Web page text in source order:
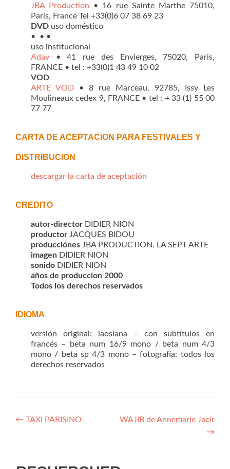
JBA Production • 16 rue Sainte Marthe 75010,
Paris, France Tel +33(0)6 07 38 69 23
DVD uso doméstico
• • •
uso institucional
Adav • 41 rue des Envierges, 75020, Paris,
FRANCE • tel : +33(0)1 43 49 10 02
VOD
ARTE VOD • 8 rue Marceau, 92785, Issy Les
Moulineaux cedex 9, FRANCE • tel : + 33 (1) 55 00
77 77
CARTA DE ACEPTACION PARA FESTIVALES Y
DISTRIBUCION
descargar la carta de aceptación
CREDITO
autor-director DIDIER NION
productor JACQUES BIDOU
producciónes JBA PRODUCTION, LA SEPT ARTE
imagen DIDIER NION
sonido DIDIER NION
años de produccion 2000
Todos los derechos reservados
IDIOMA
versión original: laosiana – con subtítulos en
francés – beta num 16/9 mono / beta num 4/3
mono / beta sp 4/3 mono – fotografía: todos los
derechos reservados
Navegación
← TAXI PARISINO
WAJIB de Annemarie Jacir
→